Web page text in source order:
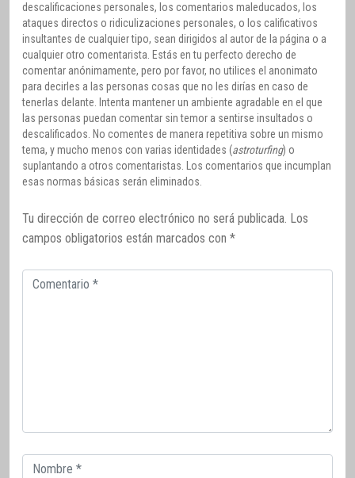
descalificaciones personales, los comentarios maleducados, los
ataques directos o ridiculizaciones personales, o los calificativos
insultantes de cualquier tipo, sean dirigidos al autor de la página o a
cualquier otro comentarista. Estás en tu perfecto derecho de
comentar anónimamente, pero por favor, no utilices el anonimato
para decirles a las personas cosas que no les dirías en caso de
tenerlas delante. Intenta mantener un ambiente agradable en el que
las personas puedan comentar sin temor a sentirse insultados o
descalificados. No comentes de manera repetitiva sobre un mismo
tema, y mucho menos con varias identidades (astroturfing) o
suplantando a otros comentaristas. Los comentarios que incumplan
esas normas básicas serán eliminados.
Tu dirección de correo electrónico no será publicada. Los
campos obligatorios están marcados con *
Comentario
Correo